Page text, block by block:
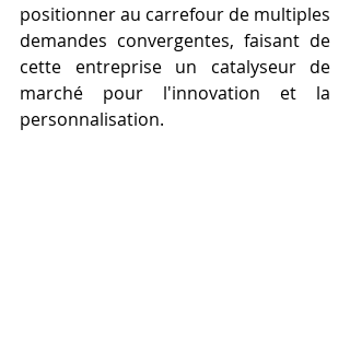
positionner au carrefour de multiples
demandes convergentes, faisant de
cette entreprise un catalyseur de
marché pour l'innovation et la
personnalisation.